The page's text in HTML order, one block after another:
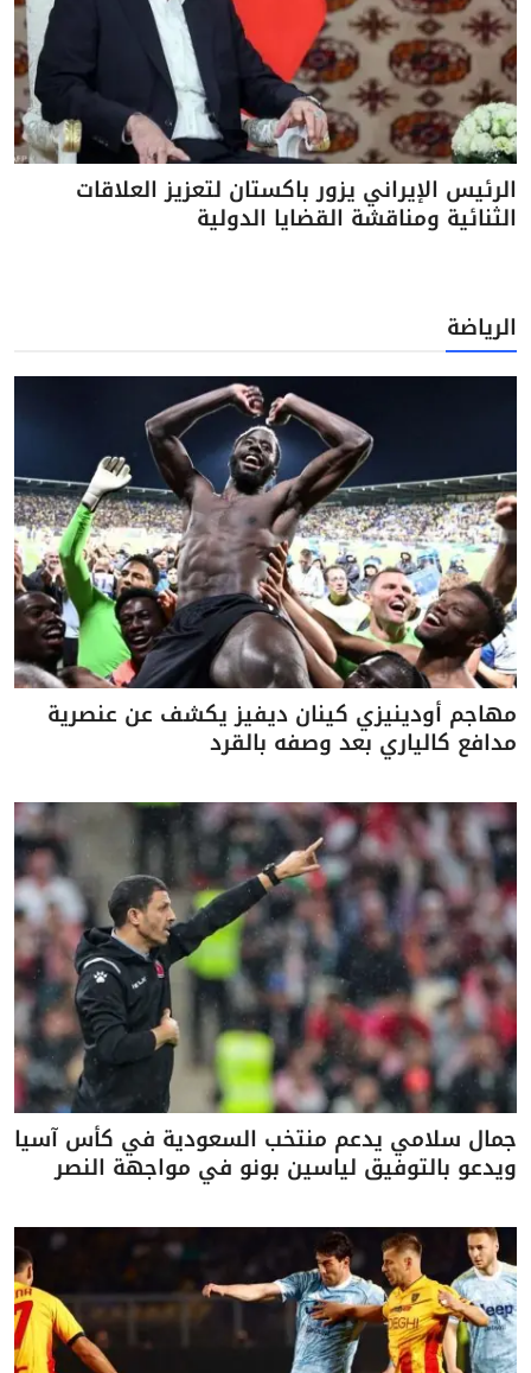
الرئيس الإيراني يزور باكستان لتعزيز العلاقات
الثنائية ومناقشة القضايا الدولية
الرياضة
مهاجم أودينيزي كينان ديفيز يكشف عن عنصرية
مدافع كالياري بعد وصفه بالقرد
جمال سلامي يدعم منتخب السعودية في كأس آسيا
ويدعو بالتوفيق لياسين بونو في مواجهة النصر